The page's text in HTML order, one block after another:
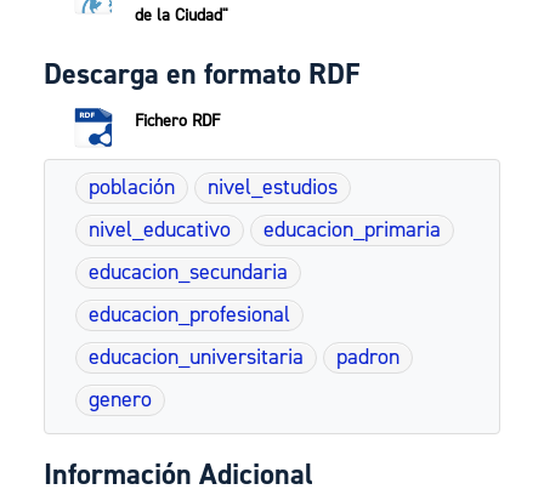
de la Ciudad"
Descarga en formato RDF
Fichero RDF
población
nivel_estudios
nivel_educativo
educacion_primaria
educacion_secundaria
educacion_profesional
educacion_universitaria
padron
genero
Información Adicional